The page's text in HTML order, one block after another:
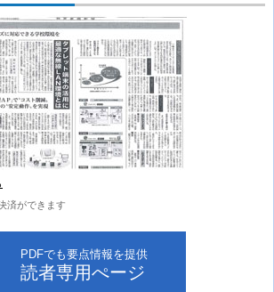
済ができます
PDFでも要点情報を提供
読者専用ぺージ